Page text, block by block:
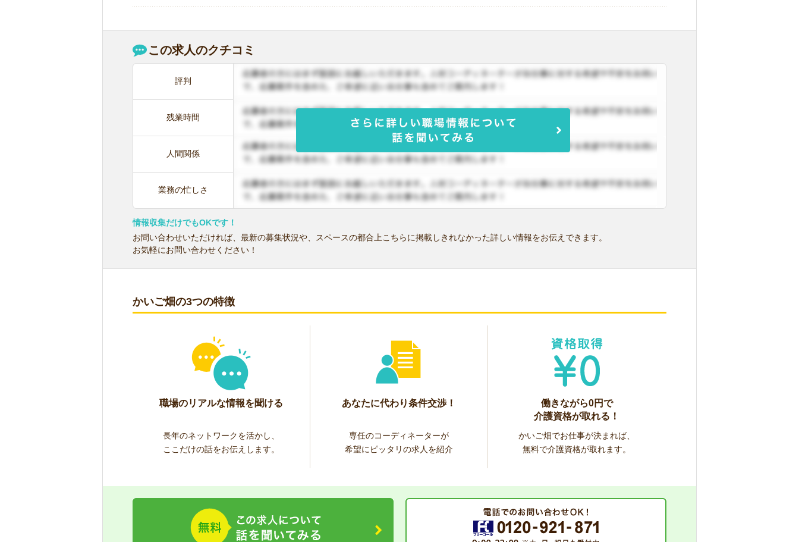
この求人のクチコミ
評判
残業時間
人間関係
業務の忙しさ
情報収集だけでもOKです！
お問い合わせいただければ、最新の募集状況や、スペースの都合上こちらに掲載しきれなかった詳しい情報をお伝えできます。
お気軽にお問い合わせください！
かいご畑の3つの特徴
職場のリアルな情報を聞ける
長年のネットワークを活かし、
ここだけの話をお伝えします。
あなたに代わり条件交渉！
専任のコーディネーターが
希望にピッタリの求人を紹介
働きながら0円で
介護資格が取れる！
かいご畑でお仕事が決まれば、
無料で介護資格が取れます。